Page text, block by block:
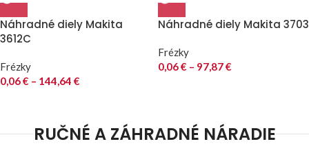
Náhradné diely Makita
3612C
Frézky
0,06€ – 144,64 €
Náhradné diely Makita 3703
Frézky
0,06€ – 97,87€
RUČNÉ A ZÁHRADNÉ NÁRADIE